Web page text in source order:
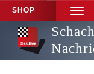
SHOP
Schach